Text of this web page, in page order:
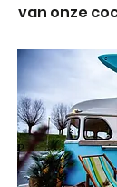
van onze